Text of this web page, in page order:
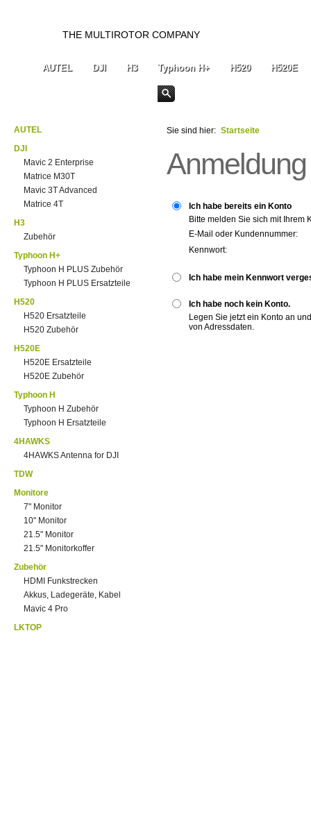
THE MULTIROTOR COMPANY
AUTEL DJI H3 Typhoon H+ H520 H520E
AUTEL
DJI
Mavic 2 Enterprise
Matrice M30T
Mavic 3T Advanced
Matrice 4T
H3
Zubehör
Typhoon H+
Typhoon H PLUS Zubehör
Typhoon H PLUS Ersatzteile
H520
H520 Ersatzteile
H520 Zubehör
H520E
H520E Ersatzteile
H520E Zubehör
Typhoon H
Typhoon H Zubehör
Typhoon H Ersatzteile
4HAWKS
4HAWKS Antenna for DJI
TDW
Monitore
7" Monitor
10" Monitor
21.5" Monitor
21.5" Monitorkoffer
Zubehör
HDMI Funkstrecken
Akkus, Ladegeräte, Kabel
Mavic 4 Pro
LKTOP
Sie sind hier: Startseite
Anmeldung
Ich habe bereits ein Konto
Bitte melden Sie sich mit Ihrem
E-Mail oder Kundennummer:
Kennwort:
Ich habe mein Kennwort
Ich habe noch kein Konto.
Legen Sie jetzt ein Konto an
von Adressdaten.